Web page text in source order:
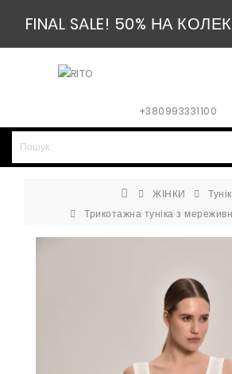
FINAL SALE! 50% НА
+380993331100
ЖІНКИ
Трикотажна туніка з